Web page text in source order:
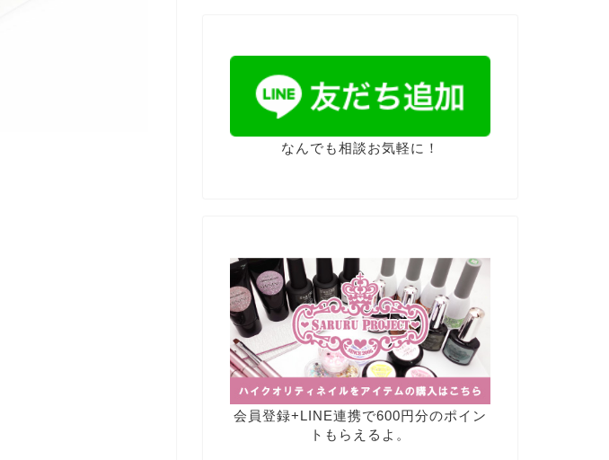
なんでも相談お気軽に！
会員登録+LINE連携で600円分のポイン
トもらえるよ。